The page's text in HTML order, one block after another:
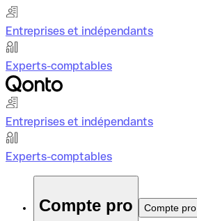
Entreprises et indépendants
Experts-comptables
Entreprises et indépendants
Experts-comptables
Compte pro Compte pro